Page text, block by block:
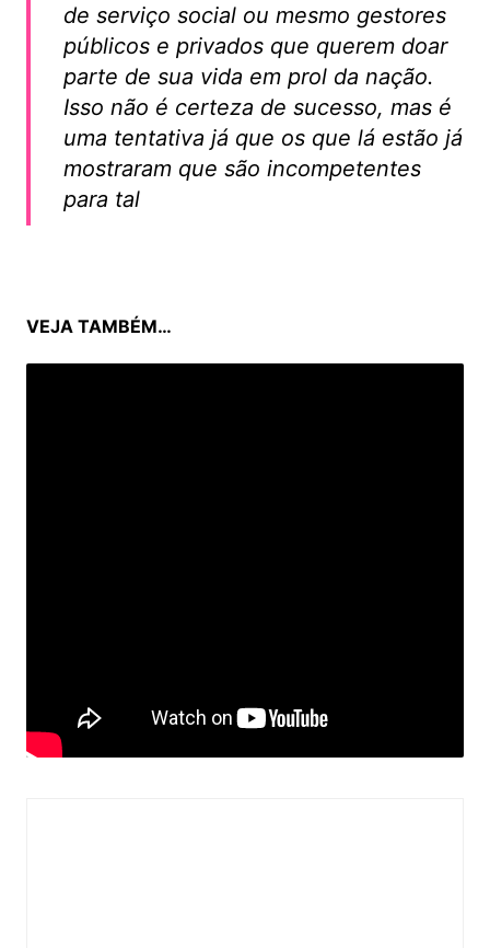
de serviço social ou mesmo gestores
públicos e privados que querem doar
parte de sua vida em prol da nação.
Isso não é certeza de sucesso, mas é
uma tentativa já que os que lá estão já
mostraram que são incompetentes
para tal
VEJA TAMBÉM…